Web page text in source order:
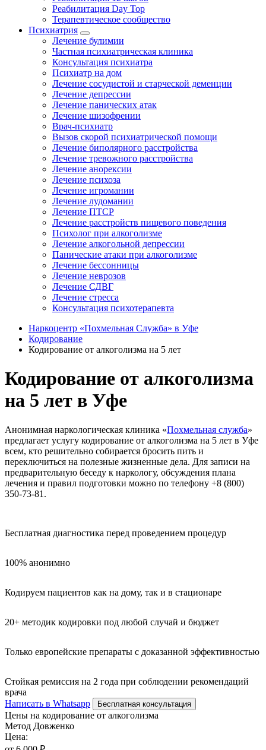
Реабилитация Day Top
Терапевтическое сообщество
Психиатрия
Лечение булимии
Частная психиатрическая клиника
Консультация психиатра
Психиатр на дом
Лечение сосудистой и старческой деменции
Лечение депрессии
Лечение панических атак
Лечение шизофрении
Врач-психиатр
Вызов скорой психиатрической помощи
Лечение биполярного расстройства
Лечение тревожного расстройства
Лечение анорексии
Лечение психоза
Лечение игромании
Лечение лудомании
Лечение ПТСР
Лечение расстройств пищевого поведения
Психолог при алкоголизме
Лечение алкогольной депрессии
Панические атаки при алкоголизме
Лечение бессонницы
Лечение неврозов
Лечение СДВГ
Лечение стресса
Консультация психотерапевта
Наркоцентр «Похмельная Служба» в Уфе
Кодирование
Кодирование от алкоголизма на 5 лет
Кодирование от алкоголизма
на 5 лет в Уфе
Анонимная наркологическая клиника «Похмельная служба»
предлагает услугу кодирование от алкоголизма на 5 лет в Уфе
всем, кто решительно собирается бросить пить и
переключиться на полезные жизненные дела. Для записи на
предварительную беседу к наркологу, обсуждения плана
лечения и правил подготовки можно по телефону +8 (800)
350-73-81.
Бесплатная диагностика перед проведением процедур
100% анонимно
Кодируем пациентов как на дому, так и в стационаре
20+ методик кодировки под любой случай и бюджет
Только европейские препараты с доказанной эффективностью
Стойкая ремиссия на 2 года при соблюдении рекомендаций
врача
Написать в Whatsapp
Бесплатная консультация
Цены на кодирование от алкоголизма
Метод Довженко
Цена: